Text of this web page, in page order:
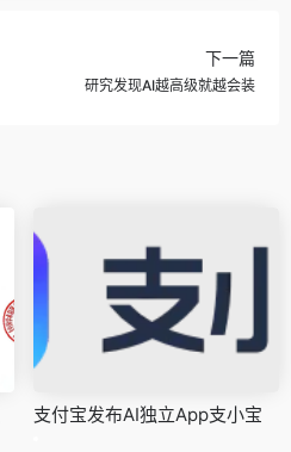
下一篇
研究发现AI越高级就越会装
支付宝发布AI独立App支小宝